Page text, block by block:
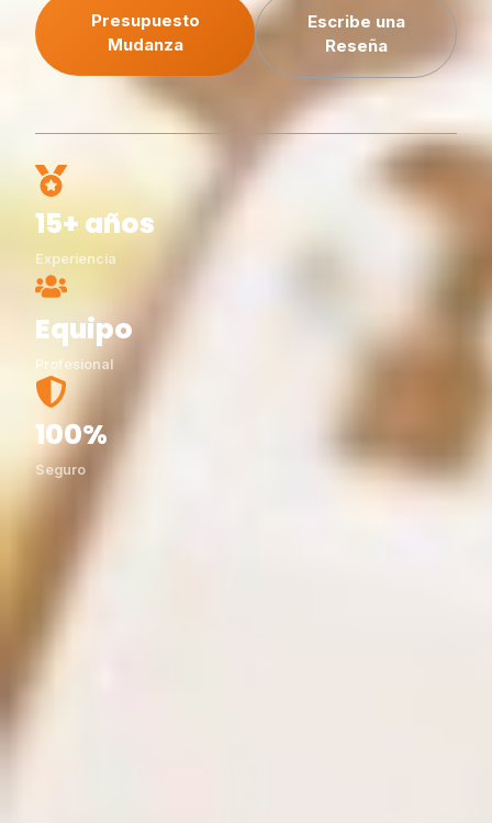
Presupuesto
Mudanza
Escribe una
Reseña
15+ años
Experiencia
Equipo
Profesional
100%
Seguro